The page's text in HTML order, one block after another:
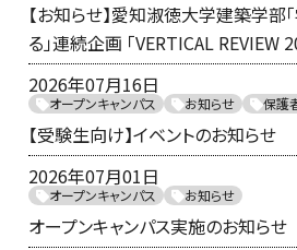
【お知らせ】愛知淑徳大学建築学部
る」連続企画 「VERTICAL REVIEW
2026年07月16日
オープンキャンパス お知らせ 保護
【受験生向け】イベントのお知らせ
2026年07月01日
オープンキャンパス お知らせ
オープンキャンパス実施のお知らせ